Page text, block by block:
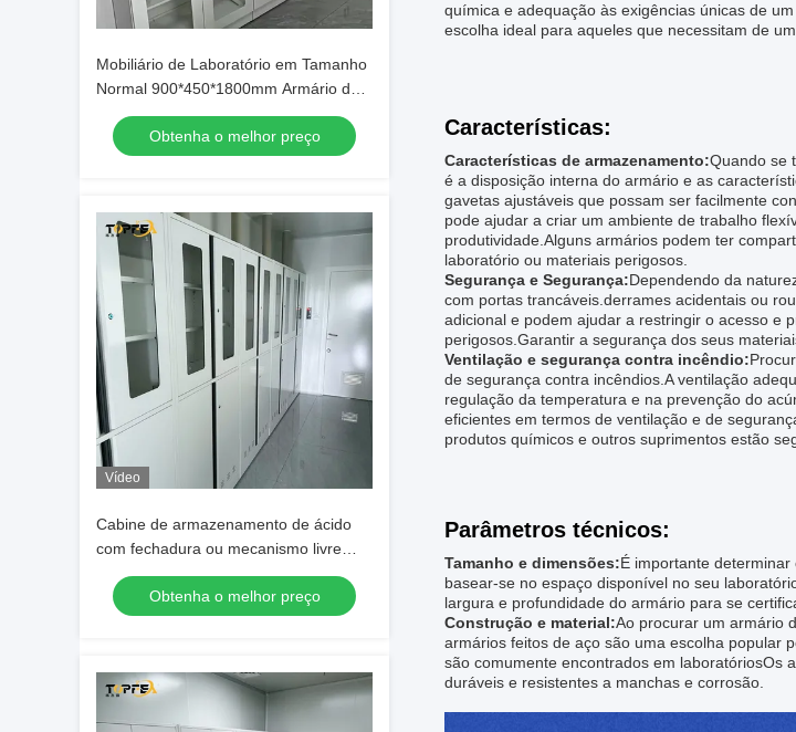
Mobiliário de Laboratório em Tamanho
Normal 900*450*1800mm Armário de
Armazenamento de Laboratório para
Geral
Obtenha o melhor preço
Vídeo
Cabine de armazenamento de ácido
com fechadura ou mecanismo livre
para armazenamento de laboratório
seguro e seguro
Obtenha o melhor preço
química e adequação às exigências únicas de
escolha ideal para aqueles que necessitam de
Características:
Características de armazenamento:Quando se
é a disposição interna do armário e as
gavetas ajustáveis que possam ser facilmente
pode ajudar a criar um ambiente de trabalho
produtividade.Alguns armários podem ter
laboratório ou materiais perigosos.
Segurança e Segurança:Dependendo da
com portas trancáveis.derrames acidentais ou
adicional e podem ajudar a restringir o acesso e
perigosos.Garantir a segurança dos seus
Ventilação e segurança contra incêndio:
de segurança contra incêndios.A ventilação
regulação da temperatura e na prevenção do
eficientes em termos de ventilação e de
produtos químicos e outros suprimentos estão
Parâmetros técnicos:
Tamanho e dimensões:É importante
basear-se no espaço disponível no seu
largura e profundidade do armário para se
Construção e material:Ao procurar um armário
armários feitos de aço são uma escolha popular
são comumente encontrados em laboratóriosOs
duráveis e resistentes a manchas e corrosão.